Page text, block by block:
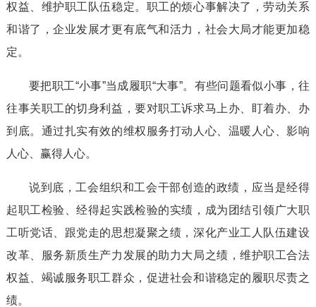
权益、维护职工队伍稳定。职工的烦心事解决了，劳动关系
和谐了，企业发展才更有底气和活力，社会大局才能更加稳
定。
要把职工“小事”当成履职“大事”。有些问题看似小事，往
往事关职工的切身利益，要对职工诉求马上办、盯着办、办
到底。通过扎实有效的维权服务打动人心、温暖人心、影响
人心、赢得人心。
说到底，工会组织和工会干部创造的政绩，应当是经得
起职工检验、经得起实践检验的实绩，成为团结引领广大职
工听党话、跟党走的思想凝聚之绩，深化产业工人队伍建设
改革、服务新质生产力发展的助力大局之绩，维护职工合法
权益、竭诚服务职工群众，促进社会和谐稳定的履职尽责之
绩。